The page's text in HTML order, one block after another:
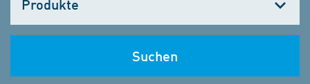
wählen
Suchen